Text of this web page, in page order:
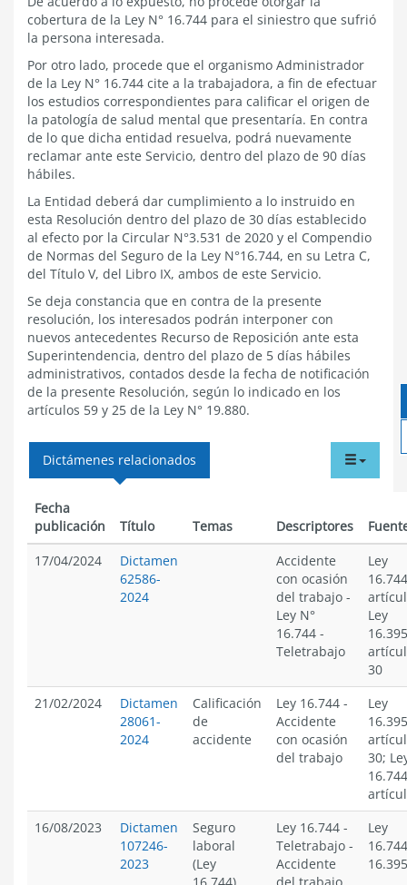
cobertura de la Ley N° 16.744 para el siniestro que sufrió
la persona interesada.
Por otro lado, procede que el organismo Administrador
de la Ley N° 16.744 cite a la trabajadora, a fin de efectuar
los estudios correspondientes para calificar el origen de
la patología de salud mental que presentaría. En contra
de lo que dicha entidad resuelva, podrá nuevamente
reclamar ante este Servicio, dentro del plazo de 90 días
hábiles.
La Entidad deberá dar cumplimiento a lo instruido en
esta Resolución dentro del plazo de 30 días establecido
al efecto por la Circular N°3.531 de 2020 y el Compendio
de Normas del Seguro de la Ley N°16.744, en su Letra C,
del Título V, del Libro IX, ambos de este Servicio.
Se deja constancia que en contra de la presente
resolución, los interesados podrán interponer con
nuevos antecedentes Recurso de Reposición ante esta
Superintendencia, dentro del plazo de 5 días hábiles
administrativos, contados desde la fecha de notificación
de la presente Resolución, según lo indicado en los
artículos 59 y 25 de la Ley N° 19.880.
menu
Dictámenes relacionados
Fecha
publicación
Título Temas Descriptores
17/04/2024
Dictamen
62586-
2024
Accidente
con ocasión
del trabajo -
Ley N°
16.744 -
Teletrabajo
Ley
Ley
30
21/02/2024
Dictamen
28061-
2024
Calificación
de
accidente
Ley 16.744 -
Accidente
con ocasión
del trabajo
Ley
30;
16/08/2023
Dictamen
107246-
2023
Seguro
laboral
(Ley
Ley 16.744 -
Teletrabajo -
Accidente
Ley
16.395